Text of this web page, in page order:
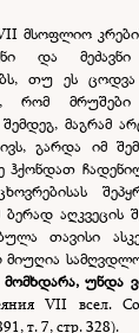
მსოფლიო
და
თუ ეს
რომ
მაგრამ
გარდა იმ
ჰქონდათ
აღკვეცის
თავისი
მიუღია
მომხდარა, უნდა
VII всел.
т. 7, стр. 328).